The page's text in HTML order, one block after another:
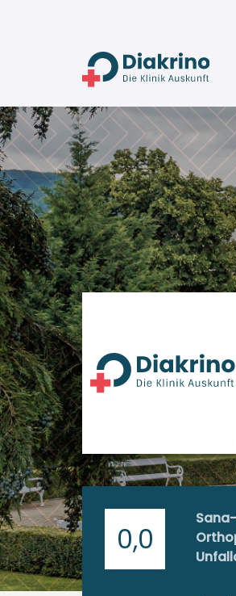
0,0